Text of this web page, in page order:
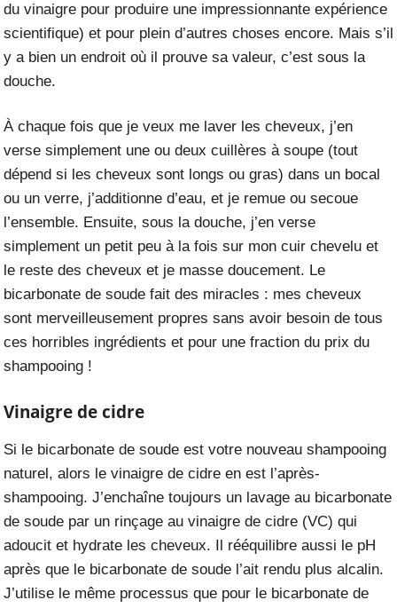
du vinaigre pour produire une impressionnante expérience
scientifique) et pour plein d’autres choses encore. Mais s’il
y a bien un endroit où il prouve sa valeur, c’est sous la
douche.
À chaque fois que je veux me laver les cheveux, j’en
verse simplement une ou deux cuillères à soupe (tout
dépend si les cheveux sont longs ou gras) dans un bocal
ou un verre, j’additionne d’eau, et je remue ou secoue
l’ensemble. Ensuite, sous la douche, j’en verse
simplement un petit peu à la fois sur mon cuir chevelu et
le reste des cheveux et je masse doucement. Le
bicarbonate de soude fait des miracles : mes cheveux
sont merveilleusement propres sans avoir besoin de tous
ces horribles ingrédients et pour une fraction du prix du
shampooing !
Vinaigre de cidre
Si le bicarbonate de soude est votre nouveau shampooing
naturel, alors le vinaigre de cidre en est l’après-
shampooing. J’enchaîne toujours un lavage au bicarbonate
de soude par un rinçage au vinaigre de cidre (VC) qui
adoucit et hydrate les cheveux. Il rééquilibre aussi le pH
après que le bicarbonate de soude l’ait rendu plus alcalin.
J’utilise le même processus que pour le bicarbonate de